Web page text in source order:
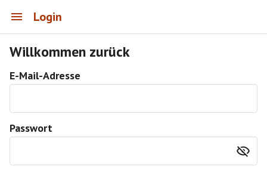
Login
Willkommen zurück
E-Mail-Adresse
Passwort